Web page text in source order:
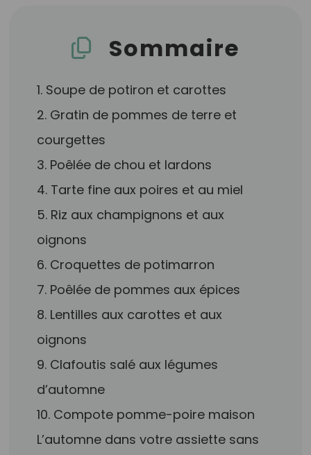
Sommaire
1. Soupe de potiron et carottes
2. Gratin de pommes de terre et
courgettes
3. Poêlée de chou et lardons
4. Tarte fine aux poires et au miel
5. Riz aux champignons et aux
oignons
6. Croquettes de potimarron
7. Poêlée de pommes aux épices
8. Lentilles aux carottes et aux
oignons
9. Clafoutis salé aux légumes
d’automne
10. Compote pomme-poire maison
L’automne dans votre assiette sans